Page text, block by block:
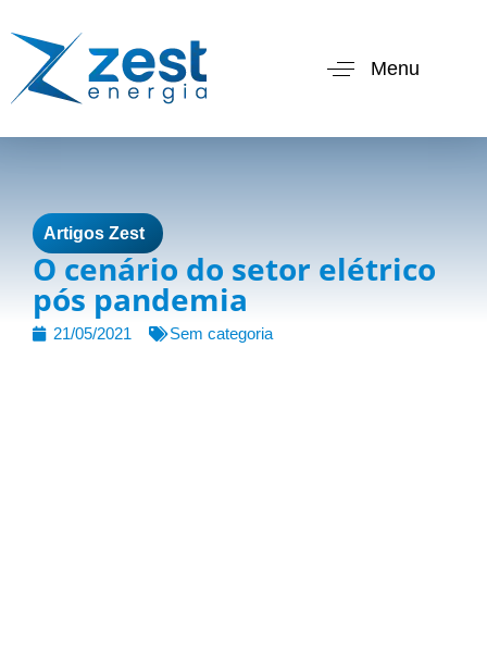
Menu
Artigos Zest
O cenário do setor elétrico
pós pandemia
21/05/2021 Sem categoria